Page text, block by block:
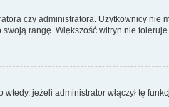
czy administratora. Użytkownicy nie
rangę. Większość witryn nie
jeżeli administrator włączył tę